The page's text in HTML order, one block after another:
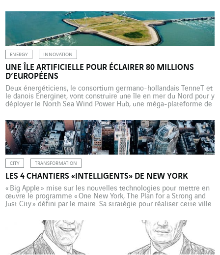
plus de trente ans. Trois décennies marquées à la fois par des
évolutions dans les usages des environnements tertiaires et par
ENERGY INNOVATION
UNE ÎLE ARTIFICIELLE POUR ÉCLAIRER 80 MILLIONS
D’EUROPÉENS
Deux énergéticiens, le consortium germano-hollandais TenneT et
le danois Energinet, vont construire une île en mer du Nord pour y
déployer le North Sea Wind Power Hub, une méga-plateforme de
et du Danemark, ce hub concentrera la production des champs
d’éoliennes de la mer du Nord pour […]
CITY TRANSFORMATION
LES 4 CHANTIERS «INTELLIGENTS» DE NEW YORK
« Big Apple » mise sur les nouvelles technologies pour mettre en
œuvre le programme « One New York, The Plan for a Strong and
Just City » défini par le maire. Sa stratégie pour réaliser cette ville
l’Internet très haut débit pour tous, le dimensionnement des
projets « smart » […]